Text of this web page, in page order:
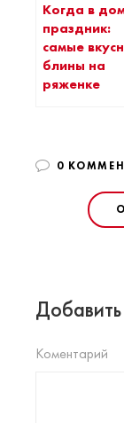
Когда в
праздник:
самые
блины на
ряженке
0
Коментарий